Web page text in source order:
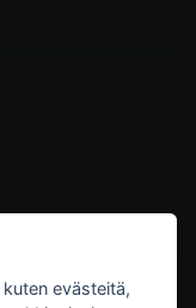
evästeitä,